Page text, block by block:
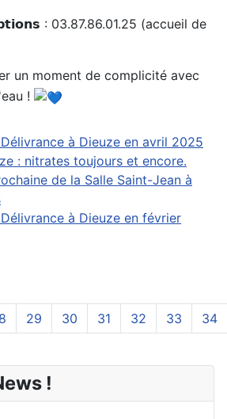
: 03.87.86.01.25 (accueil de
un moment de complicité avec
!
à Dieuze en avril 2025
: nitrates toujours et encore.
de la Salle Saint-Jean à
à Dieuze en février
29 30 31 32 33 34
!